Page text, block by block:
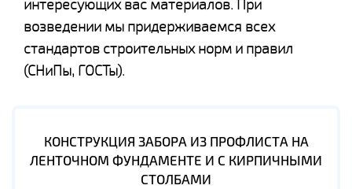
интересующих вас материалов. При
возведении мы придерживаемся всех
стандартов строительных норм и правил
(СНиПы, ГОСТы).
КОНСТРУКЦИЯ ЗАБОРА ИЗ ПРОФЛИСТА НА
ЛЕНТОЧНОМ ФУНДАМЕНТЕ И С КИРПИЧНЫМИ
СТОЛБАМИ